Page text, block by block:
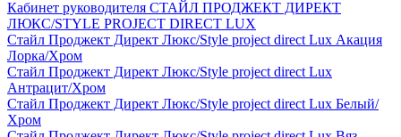
Кабинет руководителя СТАЙЛ ПРОДЖЕКТ ДИРЕКТ
ЛЮКС/STYLE PROJECT DIRECT LUX
Стайл Проджект Директ Люкс/Style project direct Lux Акация
Лорка/Хром
Стайл Проджект Директ Люкс/Style project direct Lux
Антрацит/Хром
Стайл Проджект Директ Люкс/Style project direct Lux Белый/
Хром